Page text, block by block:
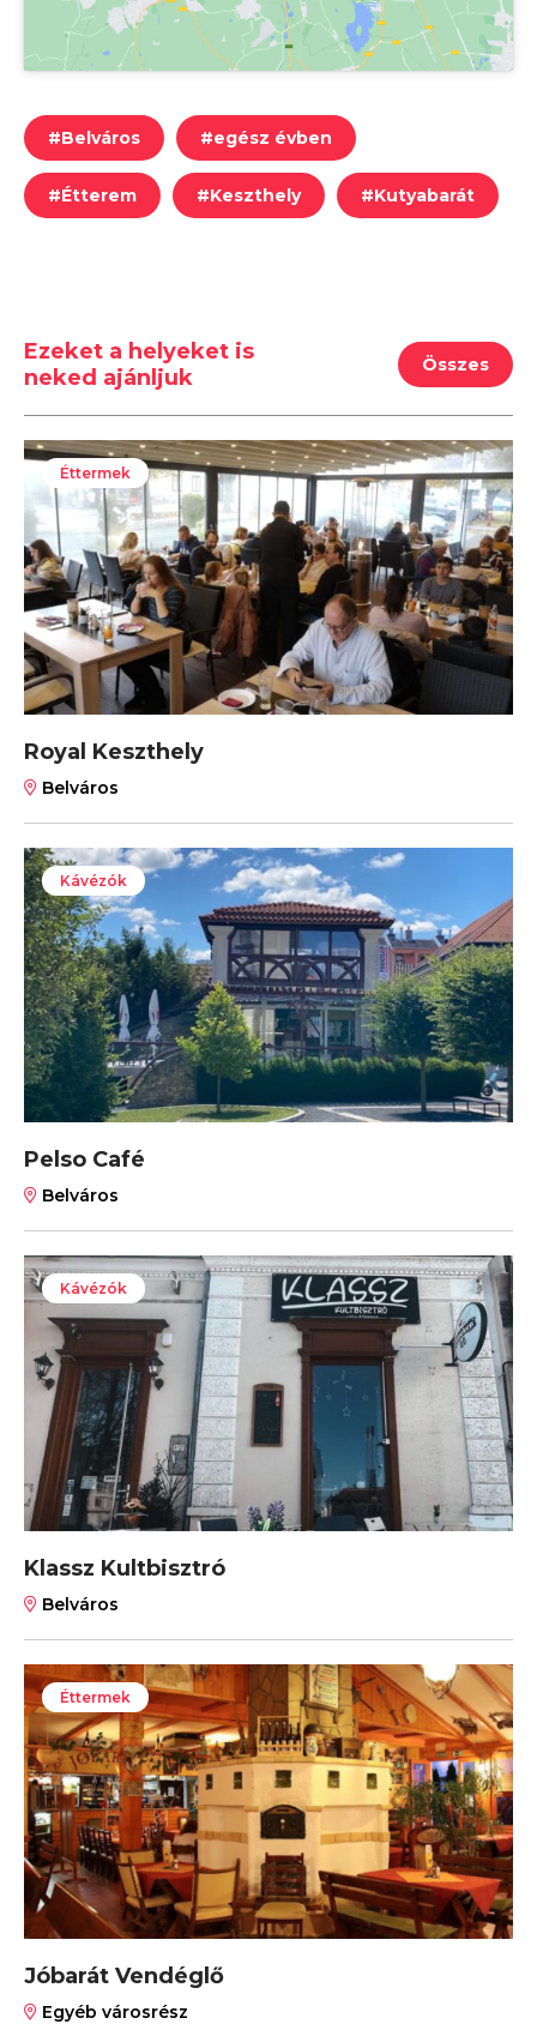
#Belváros #egész évben
#Étterem #Keszthely #Kutyabarát
Ezeket a helyeket is
neked ajánljuk
Összes
Éttermek
Royal Keszthely
Belváros
Kávézók
Pelso Café
Belváros
Kávézók
Klassz Kultbisztró
Belváros
Éttermek
Jóbarát Vendéglő
Egyéb városrész